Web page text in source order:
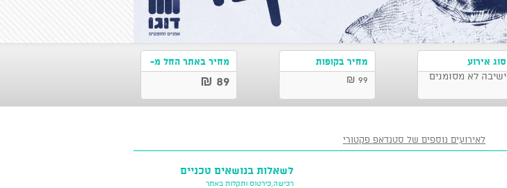
סוג אירוע
ישיבה לא מסומנים
מחיר בקופות
99 ₪
מחיר באתר החל מ-
89 ₪
לאירועים נוספים של סטנדאפ פקטורי
לשאלות בנושאים טכניים
רכישה,כירטוס ותקלות באתר